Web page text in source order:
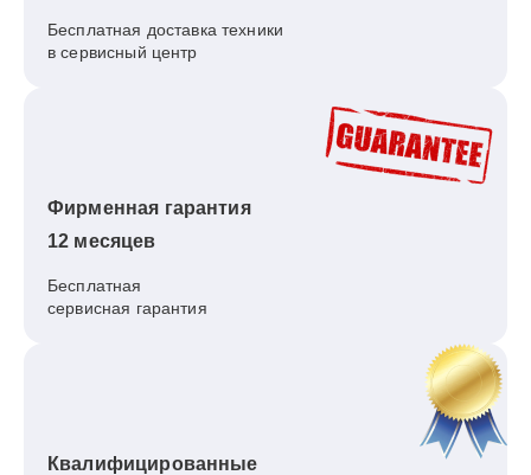
Бесплатная доставка техники
в сервисный центр
Фирменная гарантия
12 месяцев
Бесплатная
сервисная гарантия
Квалифицированные